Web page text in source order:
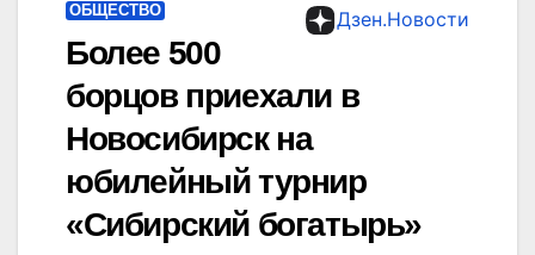
Дзен.Новости
ОБЩЕСТВО
Более 500
борцов приехали в
Новосибирск на
юбилейный турнир
«Сибирский богатырь»